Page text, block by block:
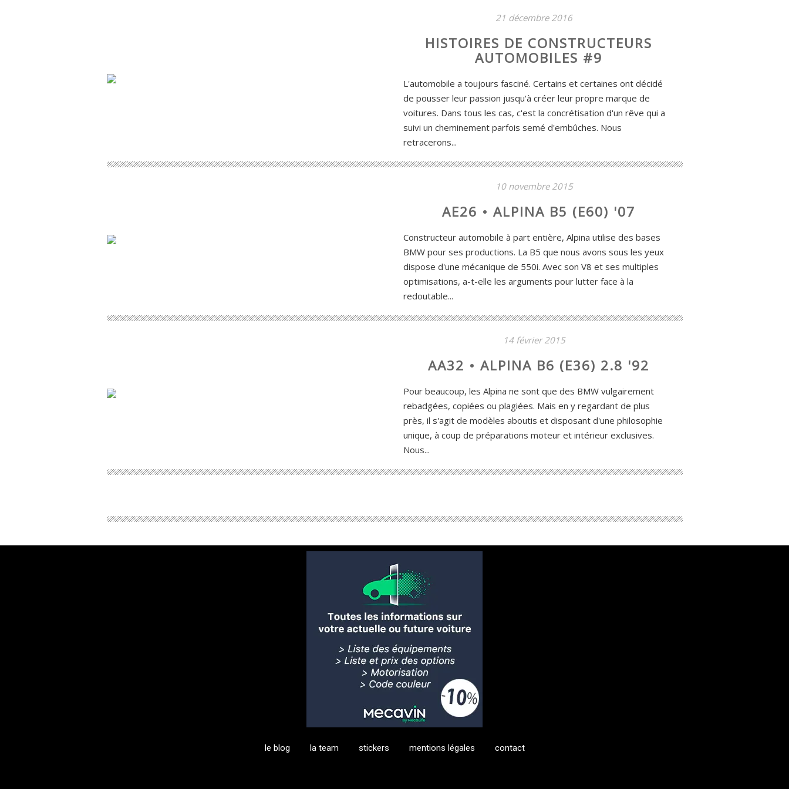
21 décembre 2016
HISTOIRES DE CONSTRUCTEURS
AUTOMOBILES #9
L'automobile a toujours fasciné. Certains et certaines ont décidé
de pousser leur passion jusqu'à créer leur propre marque de
voitures. Dans tous les cas, c'est la concrétisation d'un rêve qui a
suivi un cheminement parfois semé d'embûches. Nous
retracerons...
10 novembre 2015
AE26 • ALPINA B5 (E60) '07
Constructeur automobile à part entière, Alpina utilise des bases
BMW pour ses productions. La B5 que nous avons sous les yeux
dispose d'une mécanique de 550i. Avec son V8 et ses multiples
optimisations, a-t-elle les arguments pour lutter face à la
redoutable...
14 février 2015
AA32 • ALPINA B6 (E36) 2.8 '92
Pour beaucoup, les Alpina ne sont que des BMW vulgairement
rebadgées, copiées ou plagiées. Mais en y regardant de plus
près, il s'agit de modèles aboutis et disposant d'une philosophie
unique, à coup de préparations moteur et intérieur exclusives.
Nous...
le blog la team stickers mentions légales contact